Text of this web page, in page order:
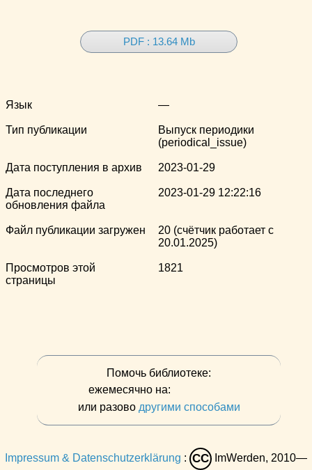
PDF : 13.64 Mb
Язык —
Тип публикации
Выпуск периодики
(periodical_issue)
Дата поступления в архив 2023-01-29
Дата последнего
обновления файла
2023-01-29 12:22:16
Файл публикации загружен
20 (счётчик работает с
20.01.2025)
Просмотров этой
страницы
1821
Помочь библиотеке:
ежемесячно на:
или разово другими способами
Impressum & Datenschutzerklärung : CC
ImWerden, 2010—